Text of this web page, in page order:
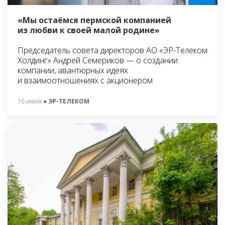
«Мы остаёмся пермской компанией
из любви к своей малой родине»
Председатель совета директоров АО «ЭР-Телеком
Холдинг» Андрей Семериков — о создании
компании, авантюрных идеях
и взаимоотношениях с акционером
16 июня ● ЭР-ТЕЛЕКОМ